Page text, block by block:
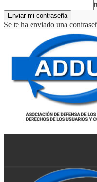
Se te ha enviado una